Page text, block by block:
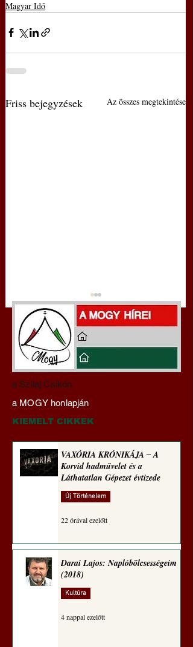
Magyar Idő
Friss bejegyzések Az összes megtekintése
VAXÓRIA KRÓNIKÁJA
‒ A Korvid hadművelet
és a Láthatatlan Gépezet
évtizede
a Szilaj Csikón
a MOGY honlapján
KIEMELT CIKKEK
VAXÓRIA KRÓNIKÁJA ‒ A
Korvid hadművelet és a
Láthatatlan Gépezet évtizede
Új Történelem
22 órával ezelőtt
Darai Lajos: Naplóbölcsességeim
(2018)
Kultúra
4 nappal ezelőtt